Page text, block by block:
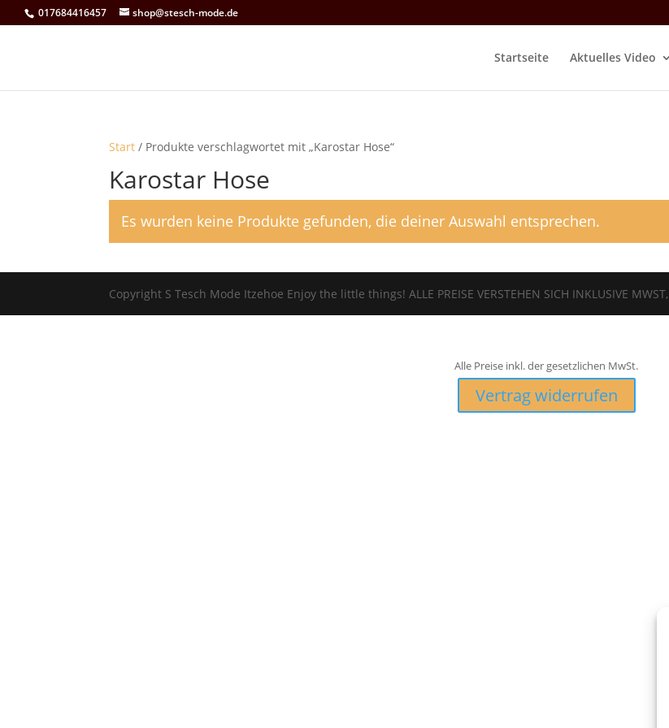
017684416457 shop@stesch-mode.de
Startseite Aktuelles Video
Start / Produkte verschlagwortet mit „Karostar Hose“
Karostar Hose
Es wurden keine Produkte gefunden, die deiner Auswahl entsprechen.
Copyright S Tesch Mode Itzehoe Enjoy the little things! ALLE PREISE VERSTEHEN SICH INKLUSIVE MWST,
Alle Preise inkl. der gesetzlichen MwSt.
Vertrag widerrufen